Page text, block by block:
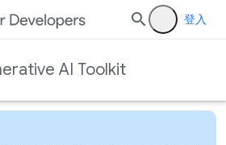
登入
AI Toolkit